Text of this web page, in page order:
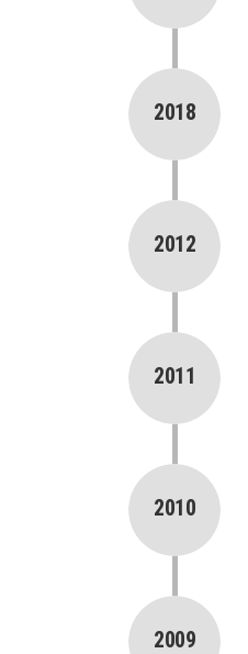
2018
2012
2011
2010
2009